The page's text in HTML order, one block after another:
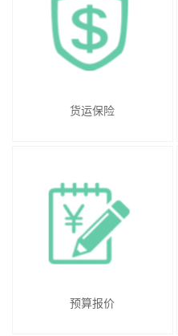
货运保险
预算报价